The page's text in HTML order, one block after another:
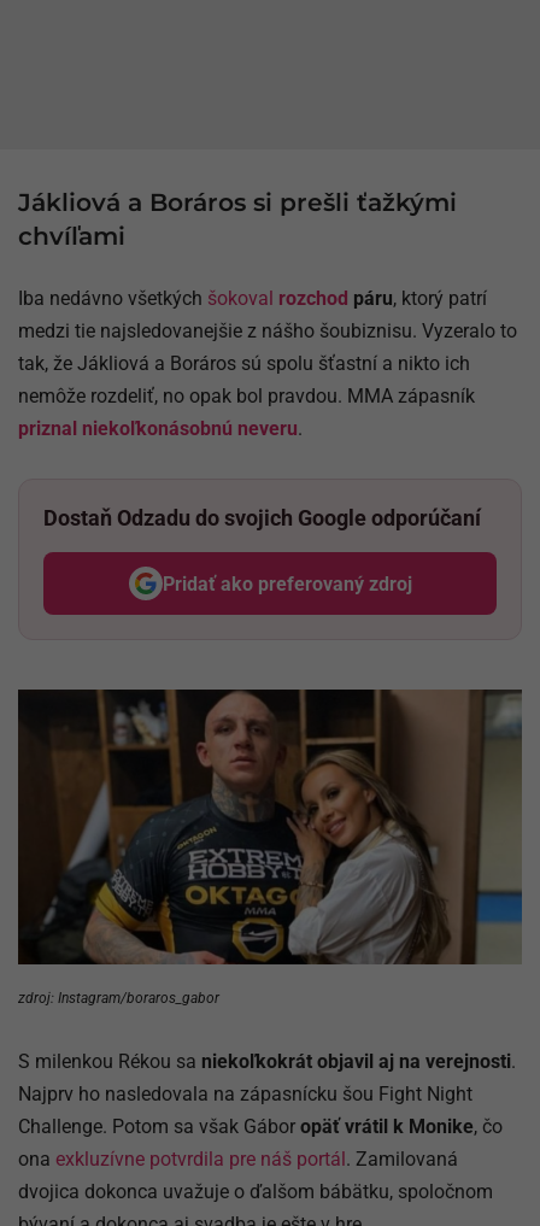
Jákliová a Boráros si prešli ťažkými
chvíľami
Iba nedávno všetkých šokoval rozchod páru, ktorý patrí
medzi tie najsledovanejšie z nášho šoubiznisu. Vyzeralo to
tak, že Jákliová a Boráros sú spolu šťastní a nikto ich
nemôže rozdeliť, no opak bol pravdou. MMA zápasník
priznal niekoľkonásobnú neveru.
Dostaň Odzadu do svojich Google odporúčaní
Pridať ako preferovaný zdroj
Odzadu, odkaz sa otvorí v
zdroj: Instagram/boraros_gabor
S milenkou Rékou sa niekoľkokrát objavil aj na verejnosti.
Najprv ho nasledovala na zápasnícku šou Fight Night
Challenge. Potom sa však Gábor opäť vrátil k Monike, čo
ona exkluzívne potvrdila pre náš portál. Zamilovaná
dvojica dokonca uvažuje o ďalšom bábätku, spoločnom